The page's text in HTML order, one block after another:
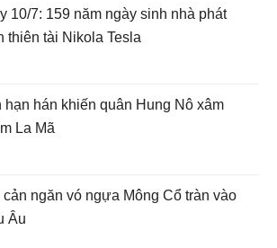
10/7: 159 năm ngày sinh nhà phát
thiên tài Nikola Tesla
hạn hán khiến quân Hung Nô xâm
La Mã
cản ngăn vó ngựa Mông Cổ tràn vào
Âu